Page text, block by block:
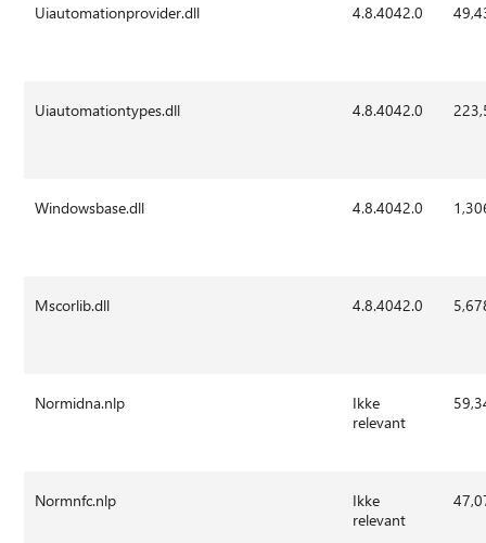
Uiautomationprovider.dll 4.8.4042.0
Uiautomationtypes.dll 4.8.4042.0
Windowsbase.dll 4.8.4042.0
Mscorlib.dll 4.8.4042.0
Normidna.nlp
Ikke
relevant
Normnfc.nlp
Ikke
relevant